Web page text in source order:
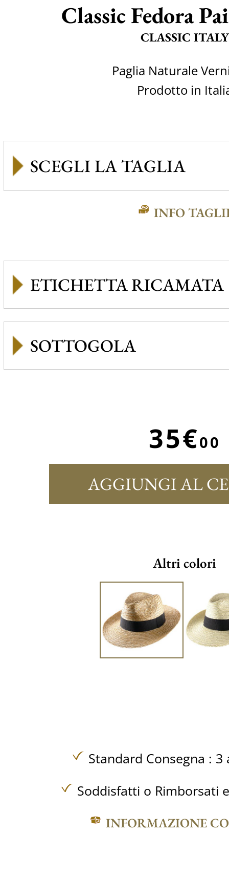
Classic Fedora
CLASSIC ITALY
Paglia Naturale
Prodotto in
INFO
ETICHETTA RICAMATA
SOTTOGOLA
35€00
AGGIUNGI AL
Altri colori
Standard Consegna : 3
Soddisfatti o Rimborsati
INFORMAZIONE